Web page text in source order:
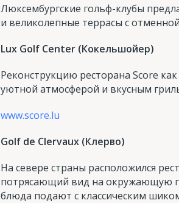
Люксембургские гольф-клубы
и великолепные террасы с
Lux Golf Center (Кокельшойер)
Реконструкцию ресторана Score
уютной атмосферой и вкусным
www.score.lu
Golf de Clervaux (Клерво)
На севере страны расположился
потрясающий вид на окружающую
блюда подают с классическим